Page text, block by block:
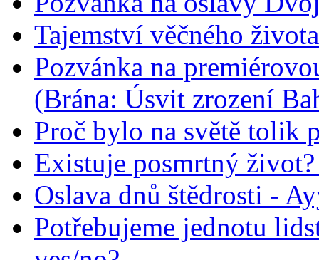
Tajemství věčného života
Pozvánka na
(Brána: Úsvit zrození
Proč bylo na světě tolik
Existuje posmrtný
Oslava dnů štědrosti -
Potřebujeme jednotu